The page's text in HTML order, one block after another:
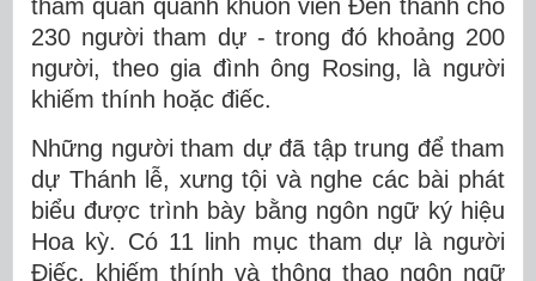
tham quan quanh khuôn viên Đền thánh cho
230 người tham dự - trong đó khoảng 200
người, theo gia đình ông Rosing, là người
khiếm thính hoặc điếc.
Những người tham dự đã tập trung để tham
dự Thánh lễ, xưng tội và nghe các bài phát
biểu được trình bày bằng ngôn ngữ ký hiệu
Hoa kỳ. Có 11 linh mục tham dự là người
Điếc, khiếm thính và thông thạo ngôn ngữ